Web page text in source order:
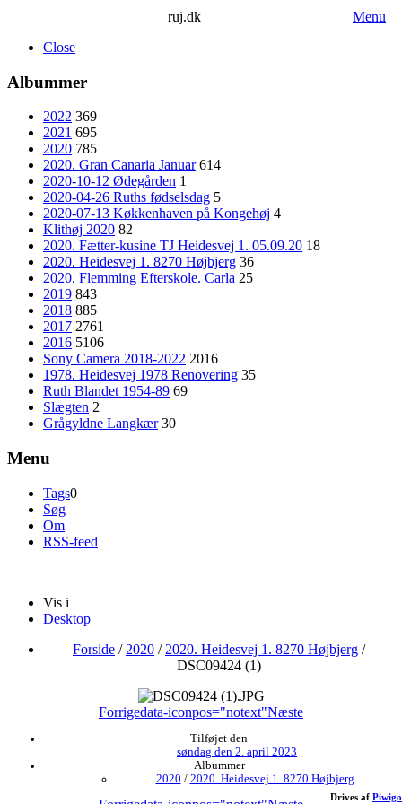
ruj.dk
Menu
Close
Albummer
2022 369
2021 695
2020 785
2020. Gran Canaria Januar 614
2020-10-12 Ødegården 1
2020-04-26 Ruths fødselsdag 5
2020-07-13 Køkkenhaven på Kongehøj 4
Klithøj 2020 82
2020. Fætter-kusine TJ Heidesvej 1. 05.09.20 18
2020. Heidesvej 1. 8270 Højbjerg 36
2020. Flemming Efterskole. Carla 25
2019 843
2018 885
2017 2761
2016 5106
Sony Camera 2018-2022 2016
1978. Heidesvej 1978 Renovering 35
Ruth Blandet 1954-89 69
Slægten 2
Grågyldne Langkær 30
Menu
Tags0
Søg
Om
RSS-feed
Vis i
Desktop
Forside / 2020 / 2020. Heidesvej 1. 8270 Højbjerg /
DSC09424 (1)
Forrigedata-iconpos="notext"Næste
Tilføjet den
søndag den 2. april 2023
Albummer
2020 / 2020. Heidesvej 1. 8270 Højbjerg
Drives af Piwigo